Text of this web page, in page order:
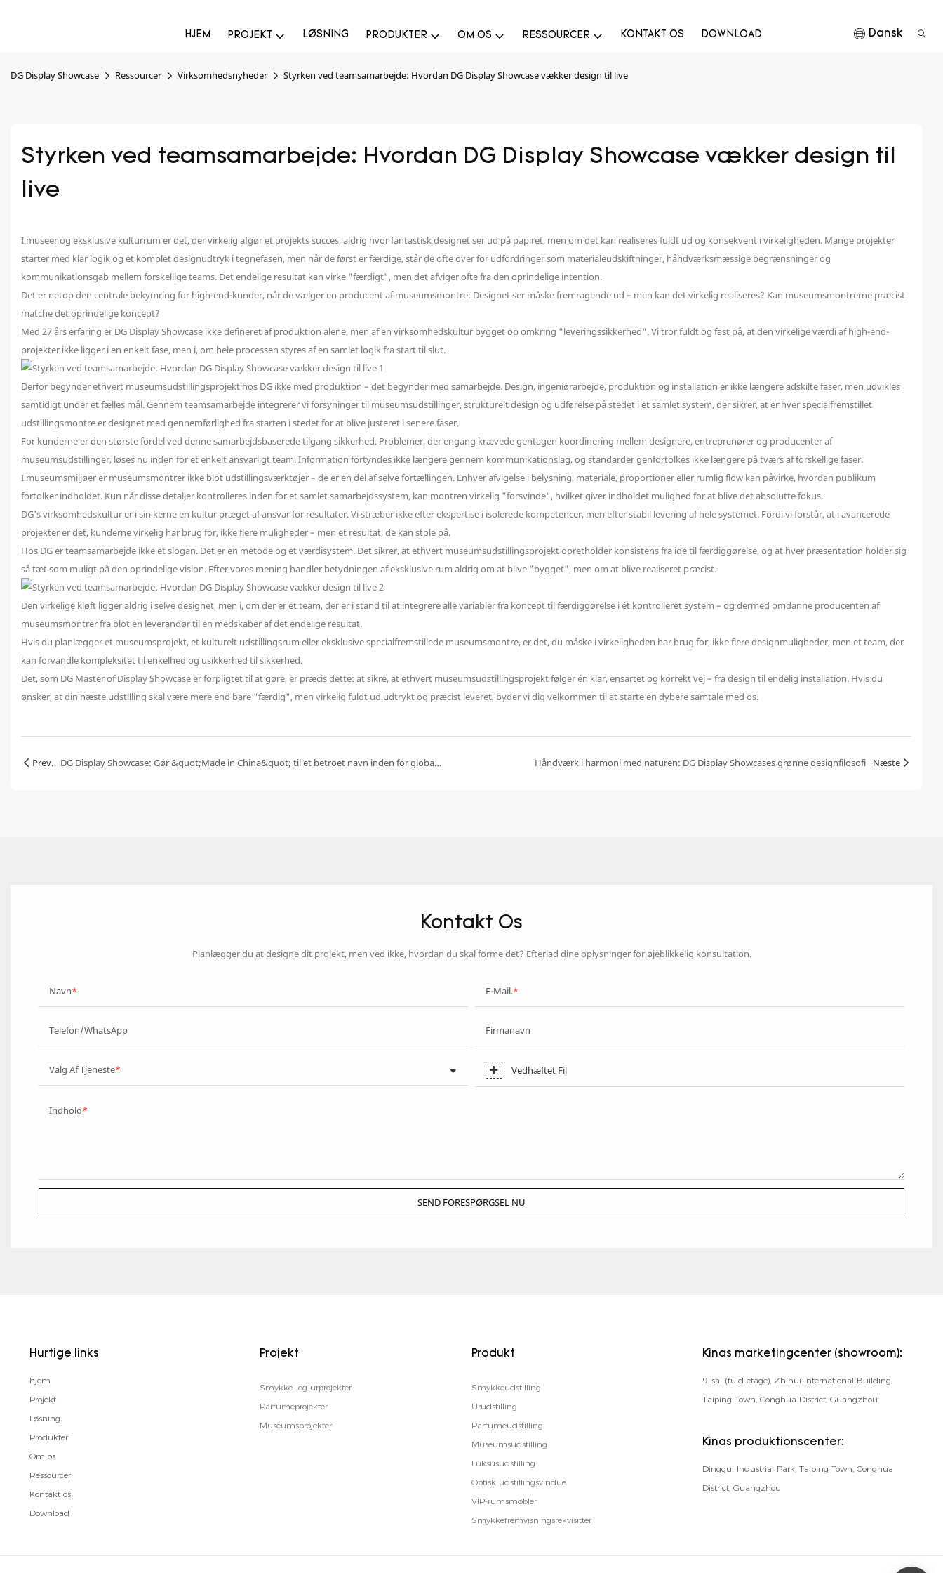
HJEM PROJEKT LØSNING PRODUKTER OM OS RESSOURCER KONTAKT OS DOWNLOAD Dansk
DG Display Showcase Ressourcer Virksomhedsnyheder Styrken ved teamsamarbejde: Hvordan DG Display Showcase vækker design til live
Styrken ved teamsamarbejde: Hvordan DG Display Showcase vækker design til
live
I museer og eksklusive kulturrum er det, der virkelig afgør et projekts succes, aldrig hvor fantastisk designet ser ud på papiret, men om det kan realiseres fuldt ud og konsekvent i virkeligheden. Mange projekter
starter med klar logik og et komplet designudtryk i tegnefasen, men når de først er færdige, står de ofte over for udfordringer som materialeudskiftninger, håndværksmæssige begrænsninger og
kommunikationsgab mellem forskellige teams. Det endelige resultat kan virke "færdigt", men det afviger ofte fra den oprindelige intention.
Det er netop den centrale bekymring for high-end-kunder, når de vælger en producent af museumsmontre: Designet ser måske fremragende ud – men kan det virkelig realiseres? Kan museumsmontrerne præcist
matche det oprindelige koncept?
Med 27 års erfaring er DG Display Showcase ikke defineret af produktion alene, men af ​​en virksomhedskultur bygget op omkring "leveringssikkerhed". Vi tror fuldt og fast på, at den virkelige værdi af high-end-
projekter ikke ligger i en enkelt fase, men i, om hele processen styres af en samlet logik fra start til slut.
Derfor begynder ethvert museumsudstillingsprojekt hos DG ikke med produktion – det begynder med samarbejde. Design, ingeniørarbejde, produktion og installation er ikke længere adskilte faser, men udvikles
samtidigt under et fælles mål. Gennem teamsamarbejde integrerer vi forsyninger til museumsudstillinger, strukturelt design og udførelse på stedet i et samlet system, der sikrer, at enhver specialfremstillet
udstillingsmontre er designet med gennemførlighed fra starten i stedet for at blive justeret i senere faser.
For kunderne er den største fordel ved denne samarbejdsbaserede tilgang sikkerhed. Problemer, der engang krævede gentagen koordinering mellem designere, entreprenører og producenter af
museumsudstillinger, løses nu inden for et enkelt ansvarligt team. Information fortyndes ikke længere gennem kommunikationslag, og standarder genfortolkes ikke længere på tværs af forskellige faser.
I museumsmiljøer er museumsmontrer ikke blot udstillingsværktøjer – de er en del af selve fortællingen. Enhver afvigelse i belysning, materiale, proportioner eller rumlig flow kan påvirke, hvordan publikum
fortolker indholdet. Kun når disse detaljer kontrolleres inden for et samlet samarbejdssystem, kan montren virkelig "forsvinde", hvilket giver indholdet mulighed for at blive det absolutte fokus.
DG's virksomhedskultur er i sin kerne en kultur præget af ansvar for resultater. Vi stræber ikke efter ekspertise i isolerede kompetencer, men efter stabil levering af hele systemet. Fordi vi forstår, at i avancerede
projekter er det, kunderne virkelig har brug for, ikke flere muligheder – men et resultat, de kan stole på.
Hos DG er teamsamarbejde ikke et slogan. Det er en metode og et værdisystem. Det sikrer, at ethvert museumsudstillingsprojekt opretholder konsistens fra idé til færdiggørelse, og at hver præsentation holder sig
så tæt som muligt på den oprindelige vision. Efter vores mening handler betydningen af ​​eksklusive rum aldrig om at blive "bygget", men om at blive realiseret præcist.
Den virkelige kløft ligger aldrig i selve designet, men i, om der er et team, der er i stand til at integrere alle variabler fra koncept til færdiggørelse i ét kontrolleret system – og dermed omdanne producenten af ​​
museumsmontrer fra blot en leverandør til en medskaber af det endelige resultat.
Hvis du planlægger et museumsprojekt, et kulturelt udstillingsrum eller eksklusive specialfremstillede museumsmontre, er det, du måske i virkeligheden har brug for, ikke flere designmuligheder, men et team, der
kan forvandle kompleksitet til enkelhed og usikkerhed til sikkerhed.
Det, som DG Master of Display Showcase er forpligtet til at gøre, er præcis dette: at sikre, at ethvert museumsudstillingsprojekt følger én klar, ensartet og korrekt vej – fra design til endelig installation. Hvis du
ønsker, at din næste udstilling skal være mere end bare "færdig", men virkelig fuldt ud udtrykt og præcist leveret, byder vi dig velkommen til at starte en dybere samtale med os.
Prev. DG Display Showcase: Gør &quot;Made in China&quot; til et betroet navn inden for global luksus Håndværk i harmoni med naturen: DG Display Showcases grønne designfilosofi Næste
Kontakt Os
Planlægger du at designe dit projekt, men ved ikke, hvordan du skal forme det? Efterlad dine oplysninger for øjeblikkelig konsultation.
Navn E-Mail.
Telefon/WhatsApp Firmanavn
Valg Af Tjeneste Vedhæftet Fil
Indhold
SEND FORESPØRGSEL NU
Hurtige links
hjem
Projekt
Løsning
Produkter
Om os
Ressourcer
Kontakt os
Download
Projekt
Smykke- og urprojekter
Parfumeprojekter
Museumsprojekter
Produkt
Smykkeudstilling
Urudstilling
Parfumeudstilling
Museumsudstilling
Luksusudstilling
Optisk udstillingsvindue
VIP-rumsmøbler
Smykkefremvisningsrekvisitter
Kinas marketingcenter (showroom):
9. sal (fuld etage), Zhihui International Building,
Taiping Town, Conghua District, Guangzhou
Kinas produktionscenter:
Dinggui Industrial Park, Taiping Town, Conghua
District, Guangzhou